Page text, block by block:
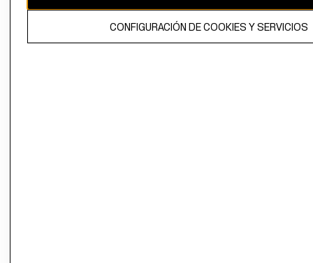
El contenido de esta página web está protegido por copyright y es
CONFIGURACIÓN DE COOKIES Y SERVICIOS